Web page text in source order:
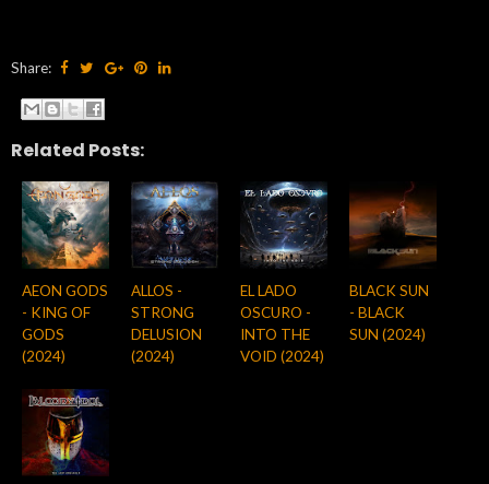
Share:
Related Posts:
AEON GODS
- KING OF
GODS
(2024)
ALLOS -
STRONG
DELUSION
(2024)
EL LADO
OSCURO -
INTO THE
VOID (2024)
BLACK SUN
- BLACK
SUN (2024)